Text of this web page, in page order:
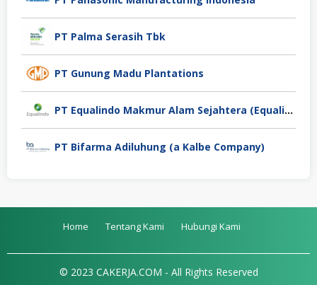
PT Palma Serasih Tbk
PT Gunung Madu Plantations
PT Equalindo Makmur Alam Sejahtera (Equalindo Group)
PT Bifarma Adiluhung (a Kalbe Company)
Home Tentang Kami Hubungi Kami
© 2023 CAKERJA.COM - All Rights Reserved